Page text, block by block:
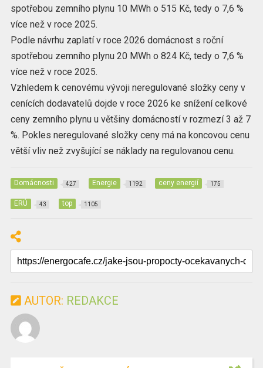
spotřebou zemního plynu 10 MWh o 515 Kč, tedy o 7,6 %
více než v roce 2025.
Podle návrhu zaplatí v roce 2026 domácnost s roční
spotřebou zemního plynu 20 MWh o 824 Kč, tedy o 7,6 %
více než v roce 2025.
Vzhledem k cenovému vývoji neregulované složky ceny v
cenících dodavatelů dojde v roce 2026 ke snížení celkové
ceny zemního plynu u většiny domácností v rozmezí 3 až 7
%. Pokles neregulované složky ceny má na koncovou cenu
větší vliv než zvyšující se náklady na regulovanou cenu.
Domácnosti 427 Energie 1192 ceny energií 175
ERÚ 43 top 1105
AUTOR: REDAKCE